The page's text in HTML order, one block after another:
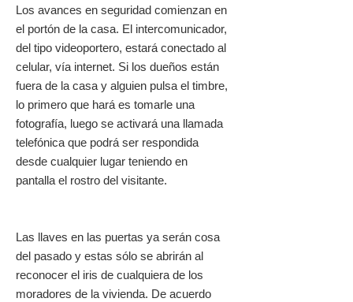
Los avances en seguridad comienzan en
el portón de la casa. El intercomunicador,
del tipo videoportero, estará conectado al
celular, vía internet. Si los dueños están
fuera de la casa y alguien pulsa el timbre,
lo primero que hará es tomarle una
fotografía, luego se activará una llamada
telefónica que podrá ser respondida
desde cualquier lugar teniendo en
pantalla el rostro del visitante.
Las llaves en las puertas ya serán cosa
del pasado y estas sólo se abrirán al
reconocer el iris de cualquiera de los
moradores de la vivienda. De acuerdo